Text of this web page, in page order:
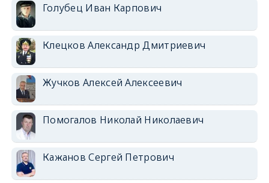
Голубец Иван Карпович
Клецков Александр Дмитриевич
Жучков Алексей Алексеевич
Помогалов Николай Николаевич
Кажанов Сергей Петрович